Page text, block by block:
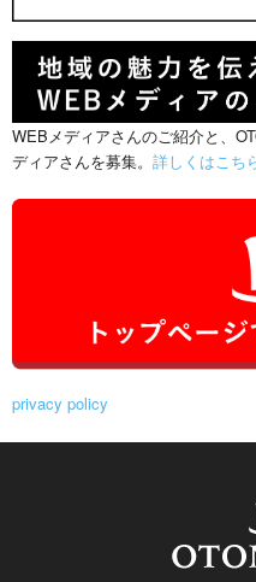
WEBメディアさんのご紹介と、
ディアさんを募集。 詳しくはこち
privacy policy